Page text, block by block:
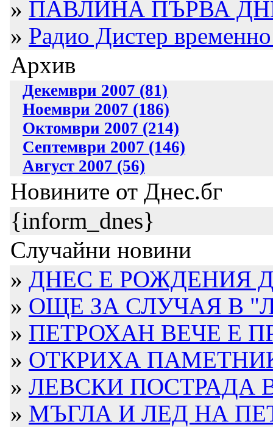
» ПАВЛИНА ПЪРВА
» Радио Дистер временно
Архив
Декември 2007 (81)
Ноември 2007 (186)
Октомври 2007 (214)
Септември 2007 (146)
Август 2007 (56)
Новините от Днес.бг
{inform_dnes}
Случайни новини
» ДНЕС Е РОЖДЕНИЯ
» ОЩЕ ЗА СЛУЧАЯ В
» ПЕТРОХАН ВЕЧЕ Е
» ОТКРИХА
» ЛЕВСКИ ПОСТРАДА
» МЪГЛА И ЛЕД НА